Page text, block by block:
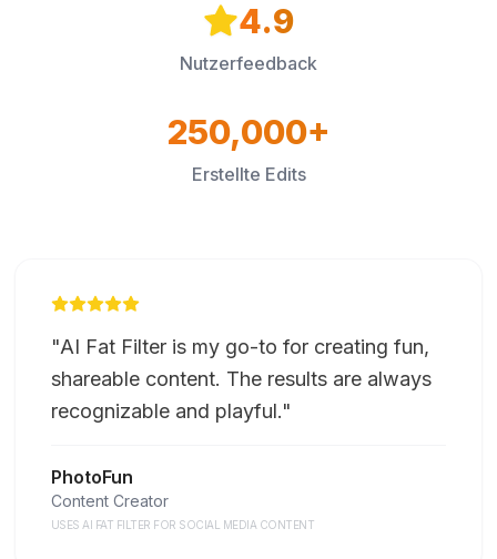
4.9
Nutzerfeedback
250,000+
Erstellte Edits
"AI Fat Filter is my go-to for creating fun,
shareable content. The results are always
recognizable and playful."
PhotoFun
Content Creator
USES AI FAT FILTER FOR SOCIAL MEDIA CONTENT